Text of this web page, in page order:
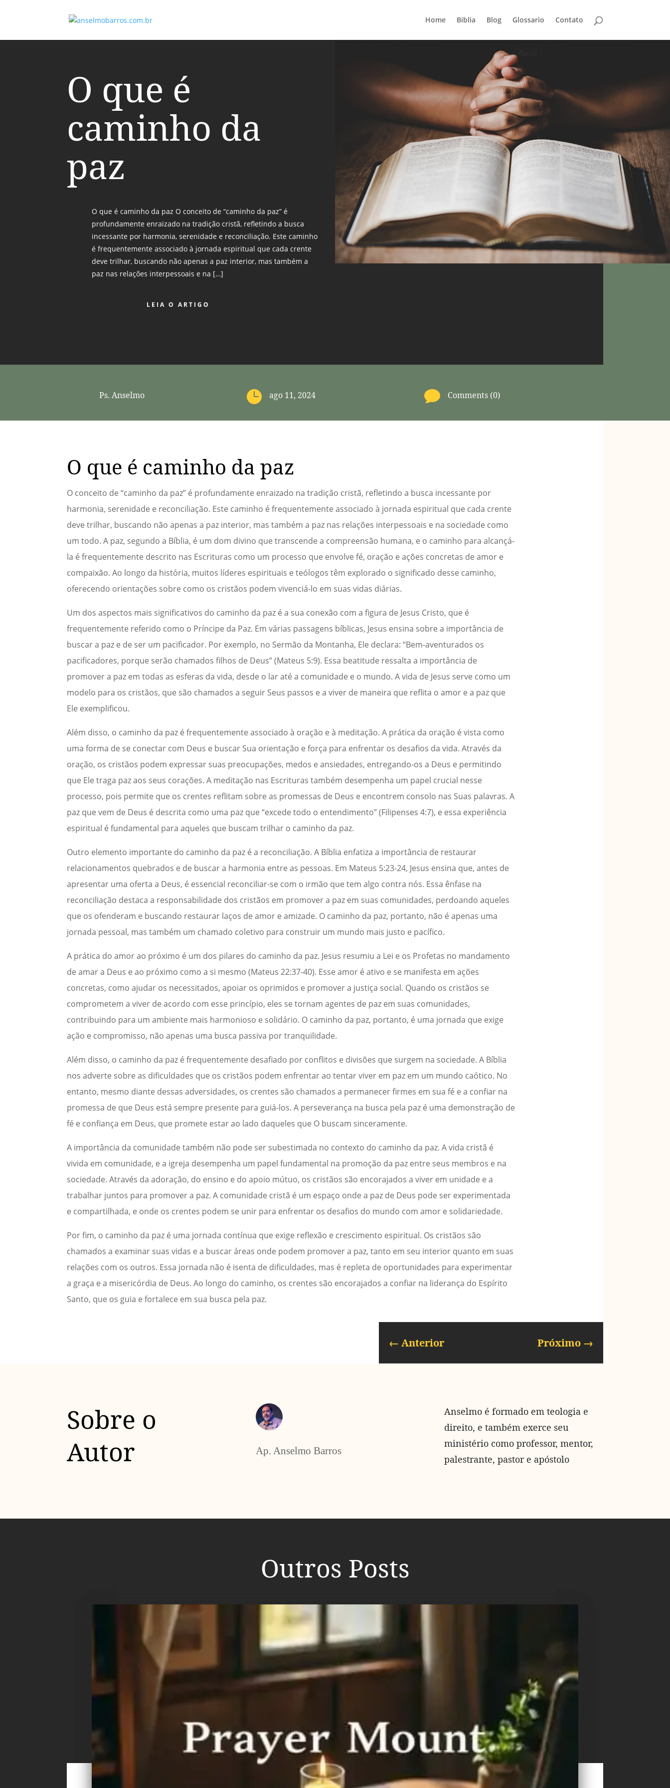
Home Biblia Blog Glossario Contato
O que é
caminho da
paz
O que é caminho da paz O conceito de “caminho da paz” é
profundamente enraizado na tradição cristã, refletindo a busca
incessante por harmonia, serenidade e reconciliação. Este caminho
é frequentemente associado à jornada espiritual que cada crente
deve trilhar, buscando não apenas a paz interior, mas também a
paz nas relações interpessoais e na […]
LEIA O ARTIGO
Ps. Anselmo  ago 11, 2024  Comments (0)
O que é caminho da paz
O conceito de “caminho da paz” é profundamente enraizado na tradição cristã, refletindo a busca incessante por
harmonia, serenidade e reconciliação. Este caminho é frequentemente associado à jornada espiritual que cada crente
deve trilhar, buscando não apenas a paz interior, mas também a paz nas relações interpessoais e na sociedade como
um todo. A paz, segundo a Bíblia, é um dom divino que transcende a compreensão humana, e o caminho para alcançá-
la é frequentemente descrito nas Escrituras como um processo que envolve fé, oração e ações concretas de amor e
compaixão. Ao longo da história, muitos líderes espirituais e teólogos têm explorado o significado desse caminho,
oferecendo orientações sobre como os cristãos podem vivenciá-lo em suas vidas diárias.
Um dos aspectos mais significativos do caminho da paz é a sua conexão com a figura de Jesus Cristo, que é
frequentemente referido como o Príncipe da Paz. Em várias passagens bíblicas, Jesus ensina sobre a importância de
buscar a paz e de ser um pacificador. Por exemplo, no Sermão da Montanha, Ele declara: “Bem-aventurados os
pacificadores, porque serão chamados filhos de Deus” (Mateus 5:9). Essa beatitude ressalta a importância de
promover a paz em todas as esferas da vida, desde o lar até a comunidade e o mundo. A vida de Jesus serve como um
modelo para os cristãos, que são chamados a seguir Seus passos e a viver de maneira que reflita o amor e a paz que
Ele exemplificou.
Além disso, o caminho da paz é frequentemente associado à oração e à meditação. A prática da oração é vista como
uma forma de se conectar com Deus e buscar Sua orientação e força para enfrentar os desafios da vida. Através da
oração, os cristãos podem expressar suas preocupações, medos e ansiedades, entregando-os a Deus e permitindo
que Ele traga paz aos seus corações. A meditação nas Escrituras também desempenha um papel crucial nesse
processo, pois permite que os crentes reflitam sobre as promessas de Deus e encontrem consolo nas Suas palavras. A
paz que vem de Deus é descrita como uma paz que “excede todo o entendimento” (Filipenses 4:7), e essa experiência
espiritual é fundamental para aqueles que buscam trilhar o caminho da paz.
Outro elemento importante do caminho da paz é a reconciliação. A Bíblia enfatiza a importância de restaurar
relacionamentos quebrados e de buscar a harmonia entre as pessoas. Em Mateus 5:23-24, Jesus ensina que, antes de
apresentar uma oferta a Deus, é essencial reconciliar-se com o irmão que tem algo contra nós. Essa ênfase na
reconciliação destaca a responsabilidade dos cristãos em promover a paz em suas comunidades, perdoando aqueles
que os ofenderam e buscando restaurar laços de amor e amizade. O caminho da paz, portanto, não é apenas uma
jornada pessoal, mas também um chamado coletivo para construir um mundo mais justo e pacífico.
A prática do amor ao próximo é um dos pilares do caminho da paz. Jesus resumiu a Lei e os Profetas no mandamento
de amar a Deus e ao próximo como a si mesmo (Mateus 22:37-40). Esse amor é ativo e se manifesta em ações
concretas, como ajudar os necessitados, apoiar os oprimidos e promover a justiça social. Quando os cristãos se
comprometem a viver de acordo com esse princípio, eles se tornam agentes de paz em suas comunidades,
contribuindo para um ambiente mais harmonioso e solidário. O caminho da paz, portanto, é uma jornada que exige
ação e compromisso, não apenas uma busca passiva por tranquilidade.
Além disso, o caminho da paz é frequentemente desafiado por conflitos e divisões que surgem na sociedade. A Bíblia
nos adverte sobre as dificuldades que os cristãos podem enfrentar ao tentar viver em paz em um mundo caótico. No
entanto, mesmo diante dessas adversidades, os crentes são chamados a permanecer firmes em sua fé e a confiar na
promessa de que Deus está sempre presente para guiá-los. A perseverança na busca pela paz é uma demonstração de
fé e confiança em Deus, que promete estar ao lado daqueles que O buscam sinceramente.
A importância da comunidade também não pode ser subestimada no contexto do caminho da paz. A vida cristã é
vivida em comunidade, e a igreja desempenha um papel fundamental na promoção da paz entre seus membros e na
sociedade. Através da adoração, do ensino e do apoio mútuo, os cristãos são encorajados a viver em unidade e a
trabalhar juntos para promover a paz. A comunidade cristã é um espaço onde a paz de Deus pode ser experimentada
e compartilhada, e onde os crentes podem se unir para enfrentar os desafios do mundo com amor e solidariedade.
Por fim, o caminho da paz é uma jornada contínua que exige reflexão e crescimento espiritual. Os cristãos são
chamados a examinar suas vidas e a buscar áreas onde podem promover a paz, tanto em seu interior quanto em suas
relações com os outros. Essa jornada não é isenta de dificuldades, mas é repleta de oportunidades para experimentar
a graça e a misericórdia de Deus. Ao longo do caminho, os crentes são encorajados a confiar na liderança do Espírito
Santo, que os guia e fortalece em sua busca pela paz.
← Anterior Próximo→
Sobre o
Autor
Ap. Anselmo Barros
Anselmo é formado em teologia e
direito, e também exerce seu
ministério como professor, mentor,
palestrante, pastor e apóstolo
Outros Posts